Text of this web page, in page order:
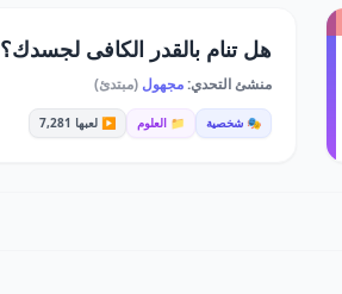
هل تنام بالقدر الكافى لجسدك؟
منشئ التحدي:مجهول(مبتدئ)
🎭 شخصية 📁 العلوم ▶️ لعبها 7,281